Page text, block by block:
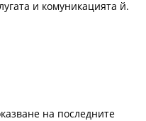
и комуникацията й.
на последните